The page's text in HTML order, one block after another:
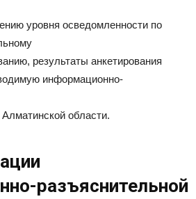
уровня осведомленности по
результаты анкетирования
информационно-
области.
разъяснительной